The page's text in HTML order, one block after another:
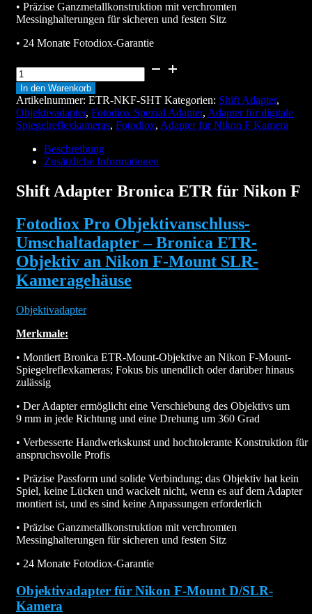
• Präzise Ganzmetallkonstruktion mit verchromten
Messinghalterungen für sicheren und festen Sitz
• 24 Monate Fotodiox-Garantie
Shift
Adapter
Bronica
ETR
für
Nikon
Menge
In den Warenkorb
Artikelnummer: ETR-NKF-SHT Kategorien: Shift Adapter,
Objektivadapter, Fotodiox Spezial Adapter, Adapter für digitale
Spiegelreflexkameras, Fotodiox, Adapter für Nikon F Kamera
Beschreibung
Zusätzliche Informationen
Shift Adapter Bronica ETR für Nikon F
Fotodiox Pro Objektivanschluss-
Umschaltadapter – Bronica ETR-
Objektiv an Nikon F-Mount SLR-
Kameragehäuse
Objektivadapter
Merkmale:
• Montiert Bronica ETR-Mount-Objektive an Nikon F-Mount-
Spiegelreflexkameras; Fokus bis unendlich oder darüber hinaus
zulässig
• Der Adapter ermöglicht eine Verschiebung des Objektivs um
9 mm in jede Richtung und eine Drehung um 360 Grad
• Verbesserte Handwerkskunst und hochtolerante Konstruktion für
anspruchsvolle Profis
• Präzise Passform und solide Verbindung; das Objektiv hat kein
Spiel, keine Lücken und wackelt nicht, wenn es auf dem Adapter
montiert ist, und es sind keine Anpassungen erforderlich
• Präzise Ganzmetallkonstruktion mit verchromten
Messinghalterungen für sicheren und festen Sitz
• 24 Monate Fotodiox-Garantie
Objektivadapter für Nikon F-Mount D/SLR-
Kamera